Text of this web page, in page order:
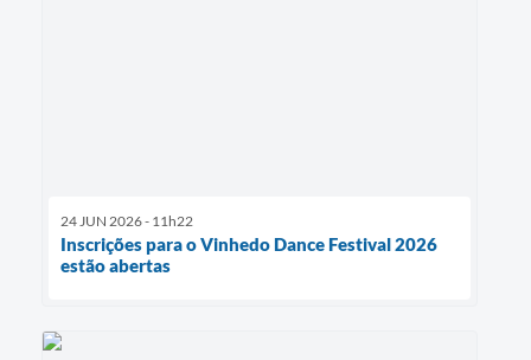
24 JUN 2026 - 11h22
Inscrições para o Vinhedo Dance Festival 2026
estão abertas